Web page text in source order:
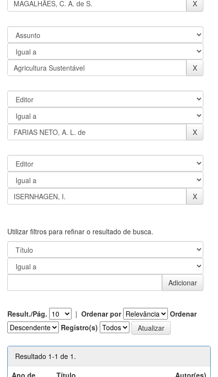
Utilizar filtros para refinar o resultado de busca.
Result./Pág. | Ordenar por
Ordenar
Registro(s)
Resultado 1-1 de 1.
Ano de
Título Autor(es)